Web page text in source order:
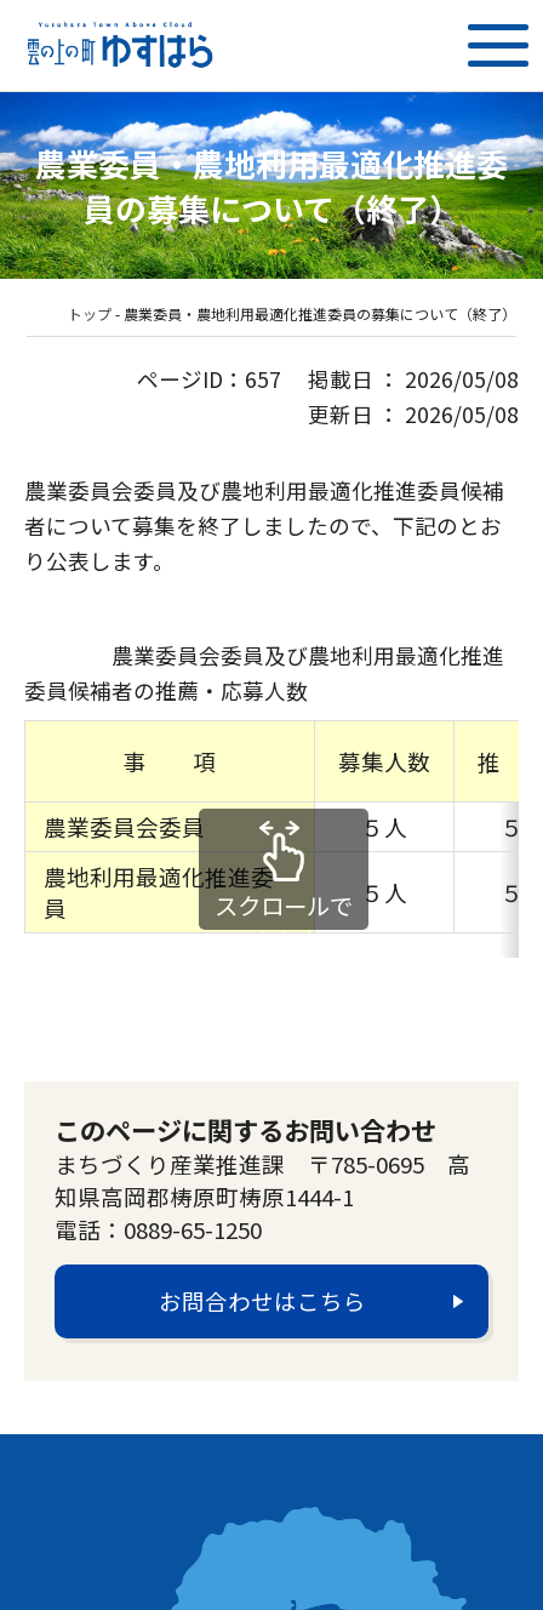
農業委員・農地利用最適化推進委
員の募集について（終了）
トップ- 農業委員・農地利用最適化推進委員の募集について（終了）
ページID：657 掲載日 ： 2026/05/08
更新日 ： 2026/05/08
農業委員会委員及び農地利用最適化推進委員候補
者について募集を終了しましたので、下記のとお
り公表します。
農業委員会委員及び農地利用最適化推進
委員候補者の推薦・応募人数
事 項 募集人数 推
農業委員会委員 ５人
５
農地利用最適化推進委
員
５人 ５
スクロールで
きます
このページに関するお問い合わせ
まちづくり産業推進課 〒785-0695 高
知県高岡郡梼原町梼原1444-1
電話：0889-65-1250
お問合わせはこちら